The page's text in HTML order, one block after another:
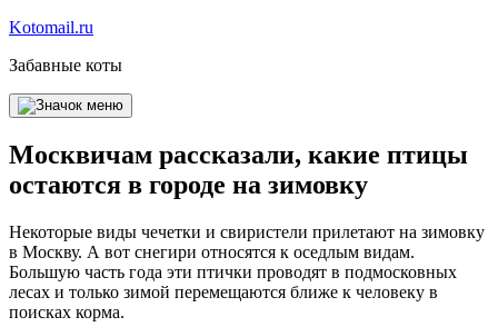
Перейти
содержимому
Kotomail.ru
Забавные коты
Москвичам рассказали, какие птицы
остаются в городе на зимовку
Некоторые виды чечетки и свиристели прилетают на зимовку
в Москву. А вот снегири относятся к оседлым видам.
Большую часть года эти птички проводят в подмосковных
лесах и только зимой перемещаются ближе к человеку в
поисках корма.